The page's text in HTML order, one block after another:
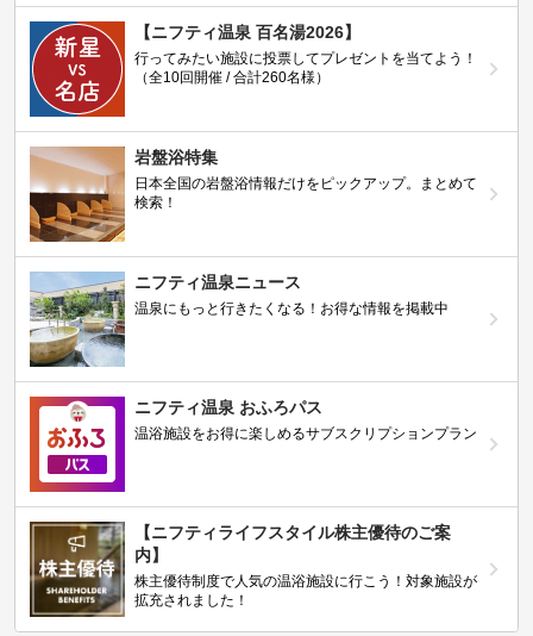
【ニフティ温泉 百名湯2026】
行ってみたい施設に投票してプレゼントを当てよう！
（全10回開催 / 合計260名様）
岩盤浴特集
日本全国の岩盤浴情報だけをピックアップ。まとめて
検索！
ニフティ温泉ニュース
温泉にもっと行きたくなる！お得な情報を掲載中
ニフティ温泉 おふろパス
温浴施設をお得に楽しめるサブスクリプションプラン
【ニフティライフスタイル株主優待のご案
内】
株主優待制度で人気の温浴施設に行こう！対象施設が
拡充されました！